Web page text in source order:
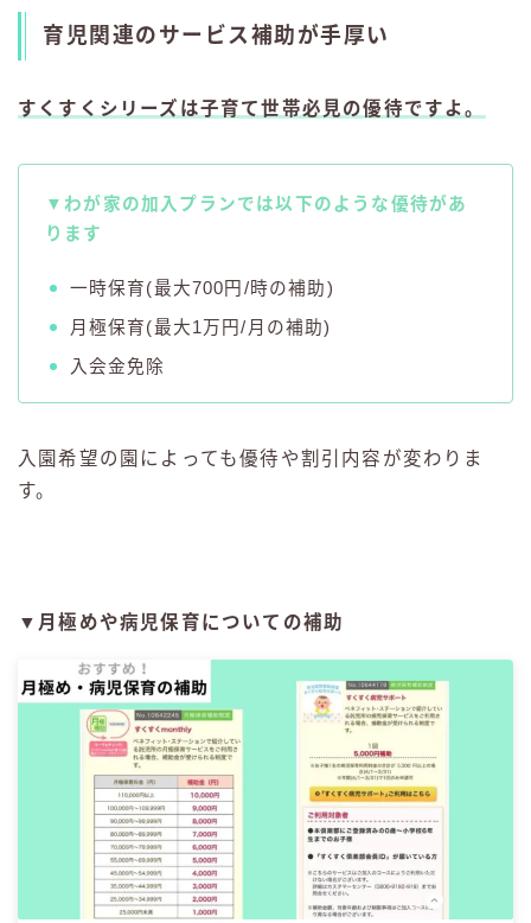
育児関連のサービス補助が手厚い
すくすくシリーズは子育て世帯必見の優待ですよ。
▼わが家の加入プランでは以下のような優待があ
ります
一時保育(最大700円/時の補助)
月極保育(最大1万円/月の補助)
入会金免除
入園希望の園によっても優待や割引内容が変わりま
す。
▼月極めや病児保育についての補助